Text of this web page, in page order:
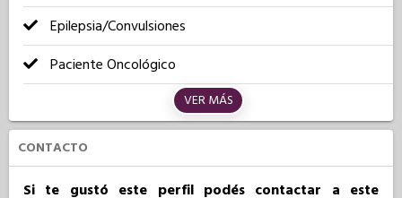
Epilepsia/Convulsiones
Paciente Oncológico
VER MÁS
CONTACTO
Si te gustó este perfil podés contactar a este